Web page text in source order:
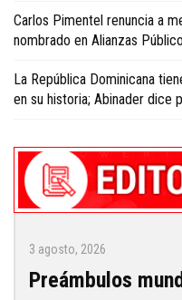
Carlos Pimentel renuncia a
nombrado en Alianzas
La República Dominicana
en su historia; Abinader dice
3 agosto, 2026
Preámbulos